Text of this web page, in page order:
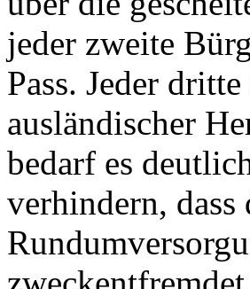
jeder zweite
Pass. Jeder
ausländischer
bedarf es
verhindern, dass